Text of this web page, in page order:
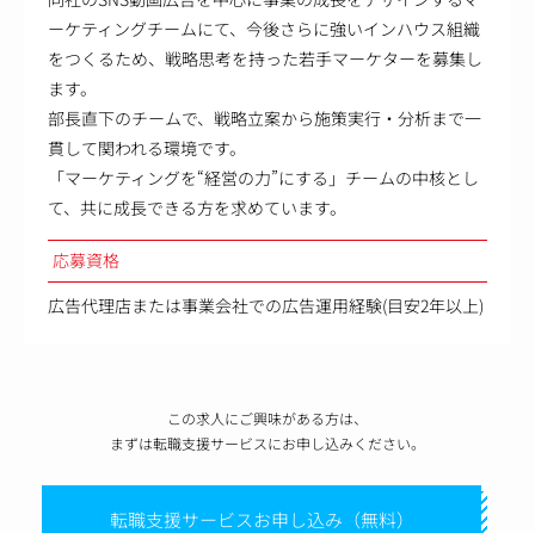
ーケティングチームにて、今後さらに強いインハウス組織
をつくるため、戦略思考を持った若手マーケターを募集し
ます。
部長直下のチームで、戦略立案から施策実行・分析まで一
貫して関われる環境です。
「マーケティングを“経営の力”にする」チームの中核とし
て、共に成長できる方を求めています。
応募資格
広告代理店または事業会社での広告運用経験(目安2年以上)
この求人にご興味がある方は、
まずは転職支援サービスにお申し込みください。
転職支援サービスお申し込み（無料）